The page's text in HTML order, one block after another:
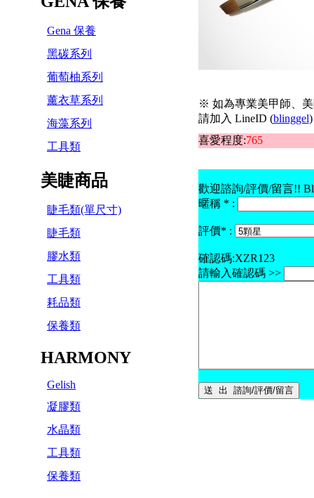
Gena 保養
黑碳系列
葡萄柚系列
薰衣草系列
海藻系列
工具類
美睫商品
睫毛類(單尺寸)
睫毛類
膠水類
工具類
耗品類
保養類
HARMONY
Gelish
凝膠類
水晶類
工具類
保養類
※ 如為專業美甲師、
請加入 LineID (blinggel)
喜愛程度:765
歡迎諮詢/評價/留言!!
暱稱 * :
評價* :
確認碼:XZR123
請輸入確認碼 >>